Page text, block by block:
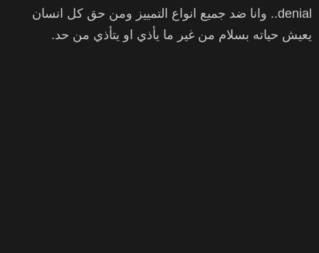
denial.. وانا ضد جميع انواع التمييز ومن حق كل انسان
يعيش حياته بسلام من غير ما يأذي او يتأذي من حد.